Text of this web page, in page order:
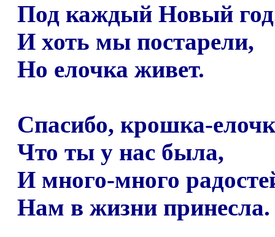
Под каждый Новый
И хоть мы постарели,
Но елочка живет.
Спасибо, крошка-
Что ты у нас была,
И много-много
Нам в жизни принесла.